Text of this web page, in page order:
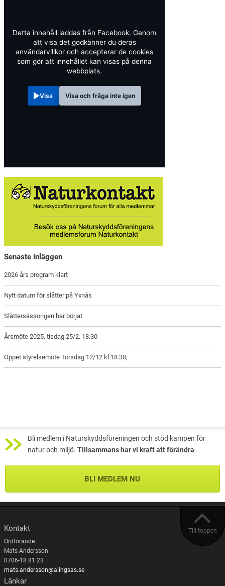
Detta innehåll laddas från Facebook. Genom
att visa det godkänner du deras
användarvillkor och accepterar de cookies
som gör att innehållet kan visas på denna
webbplats.
Visa Visa och fråga inte igen
Senaste inläggen
2026 års program klart
Nytt datum för slåtter på Yxnås
Slåttersässongen har börjat
Årsmöte 2025, tisdag 25/2. 18.30
Öppet styrelsemöte Torsdag 12/12 kl.18:30,
Bli medlem i Naturskyddsföreningen och stöd kampen för
natur och miljö. Tillsammans har vi kraft att förändra
BLI MEDLEM NU
Till toppen
Kontakt
Ordförande
Mats Andersson
0706-18 81 23
mats.andersson@alingsas.se
Länkar